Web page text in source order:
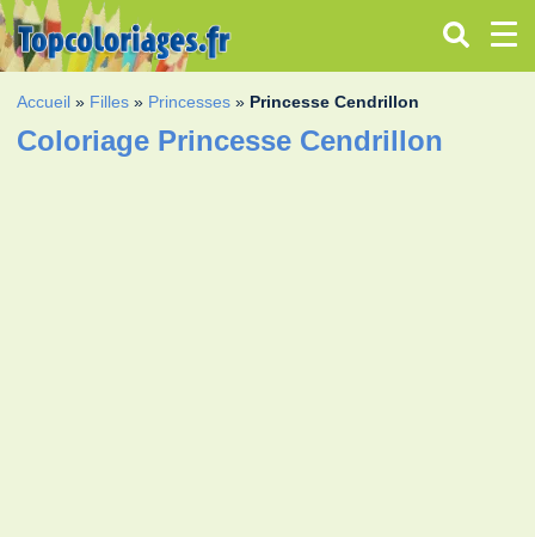
Accueil » Filles » Princesses » Princesse Cendrillon
Coloriage Princesse Cendrillon